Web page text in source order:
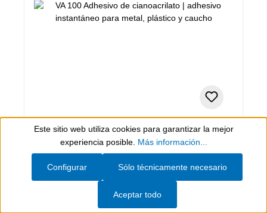
60 g
VA 100 Adhesivo de cianoacrilato
adhesivo instantáneo para metal, plástico y caucho
Show toolbar
Este sitio web utiliza cookies para garantizar la mejor
experiencia posible. Más información...
Sólo técnicamente necesario
Configurar
Aceptar todo